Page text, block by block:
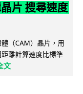
片 搜尋速度
（CAM）晶片，用
離計算速度比標準
文